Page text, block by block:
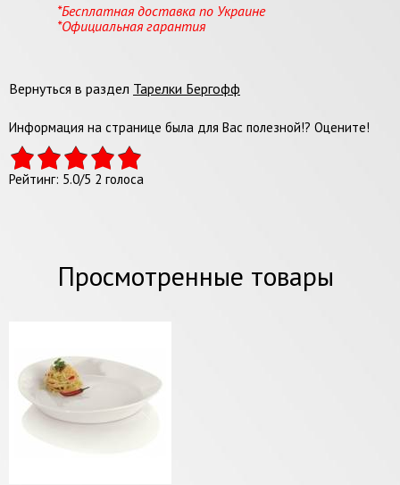
*Бесплатная доставка по Украине
*Официальная гарантия
Вернуться в раздел Тарелки Бергофф
Информация на странице была для Вас полезной!? Оцените!
Рейтинг: 5.0/5 2 голоса
Просмотренные товары